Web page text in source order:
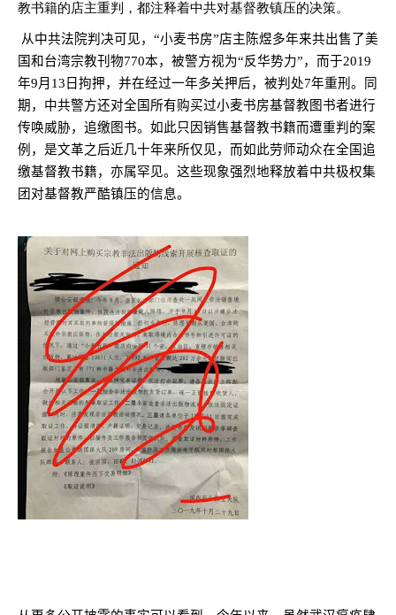
教书籍的店主重判，都注释着中共对基督教镇压的决策。
从中共法院判决可见，“小麦书房”店主陈煜多年来共出售了美
国和台湾宗教刊物770本，被警方视为“反华势力”，而于2019
年9月 13 日拘押，并在经过一年多关押后，被判处7年重刑。同
期，中共警方还对全国所有购买过小麦书房基督教图书者进行
传唤威胁，追缴图书。如此只因销售基督教书籍而遭重判的案
例，是文革之后近几十年来所仅见，而如此劳师动众在全国追
缴基督教书籍，亦属罕见。这些现象强烈地释放着中共极权集
团对基督教严酷镇压的信息。